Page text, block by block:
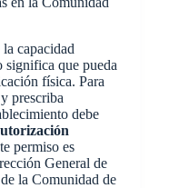
capacidad
significa que pueda
física. Para
prescriba
debe
permiso es
General de
la Comunidad de